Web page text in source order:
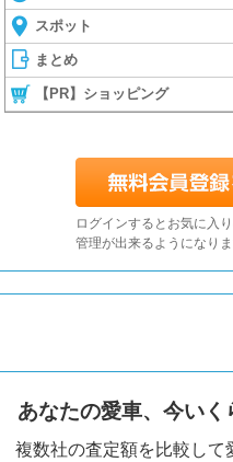
スポット
まとめ
【PR】ショッピング
ログインするとお気に入
管理が出来るようになり
あなたの愛車、今いく
複数社の査定額を比較し